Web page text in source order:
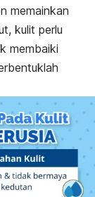
memainkan
, kulit perlu
membaiki